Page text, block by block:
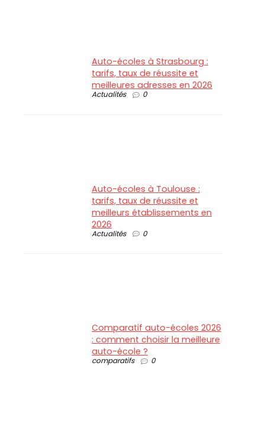
Auto-écoles à Strasbourg :
tarifs, taux de réussite et
meilleures adresses en 2026
Actualités 0
Auto-écoles à Toulouse :
tarifs, taux de réussite et
meilleurs établissements en
2026
Actualités 0
Comparatif auto-écoles 2026
: comment choisir la meilleure
auto-école ?
comparatifs 0